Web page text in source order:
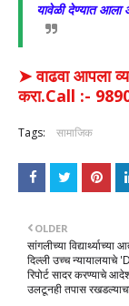
यावेळी देण्यात आला
➤ वाढवा आपला
करा.Call :-
Tags: सामाजिक
OLDER
सांगलीच्या विद्यार्थ्याच्या
दिल्ली उच्च न्यायालयाचे
रिपोर्ट सादर करण्याचे
उलटूनही तपास